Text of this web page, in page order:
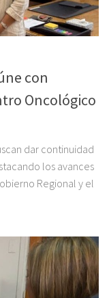
con
Oncológico
dar continuidad
los avances
Regional y el